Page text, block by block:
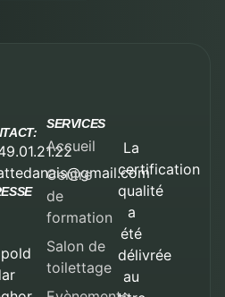
SERVICES
Accueil
Centre
de
formation
Salon de
toilettage
La
certification
qualité
a
été
délivrée
au